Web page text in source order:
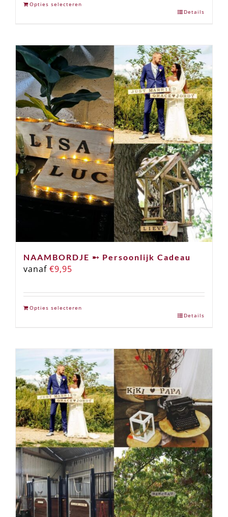
Opties selecteren
Details
NAAMBORDJE ➸ Persoonlijk Cadeau
vanaf €9,95
Opties selecteren
Details